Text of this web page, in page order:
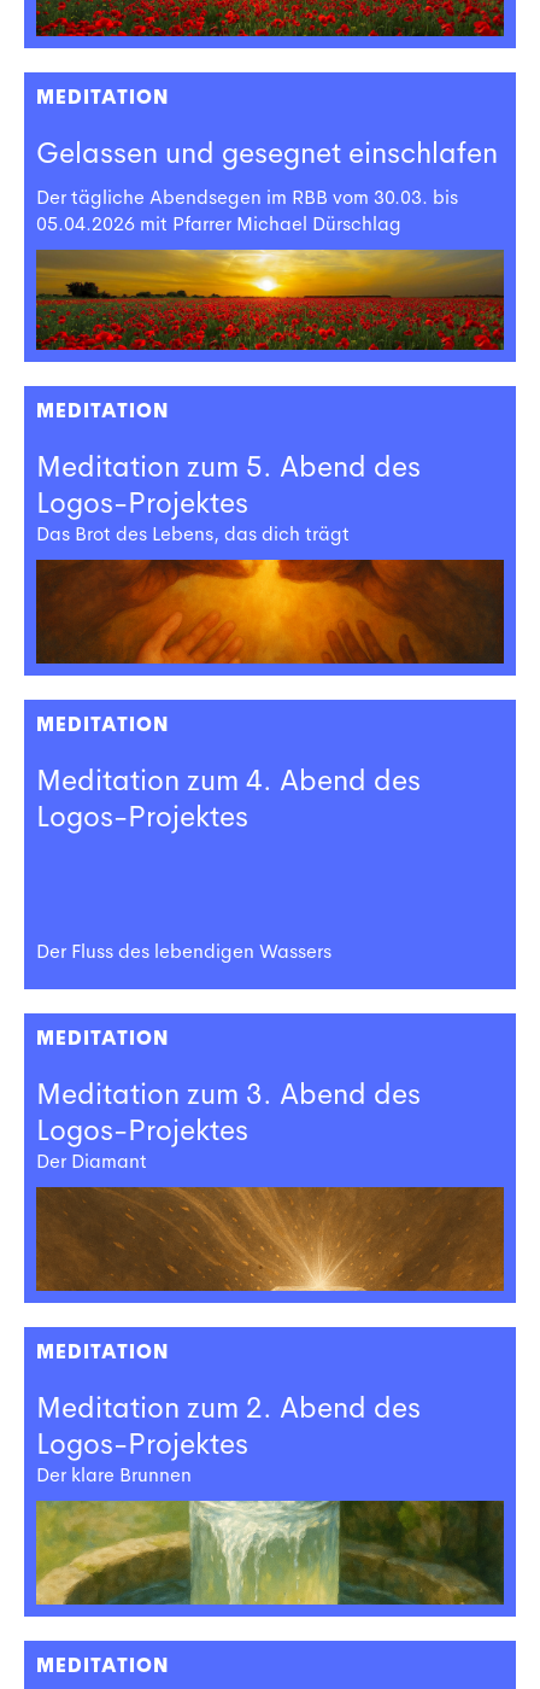
MEDITATION
Gelassen und gesegnet einschlafen
Der tägliche Abendsegen im RBB vom 30.03. bis
05.04.2026 mit Pfarrer Michael Dürschlag
MEDITATION
Meditation zum 5. Abend des
Logos-Projektes
Das Brot des Lebens, das dich trägt
MEDITATION
Meditation zum 4. Abend des
Logos-Projektes
Der Fluss des lebendigen Wassers
MEDITATION
Meditation zum 3. Abend des
Logos-Projektes
Der Diamant
MEDITATION
Meditation zum 2. Abend des
Logos-Projektes
Der klare Brunnen
MEDITATION